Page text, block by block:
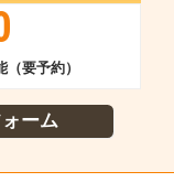
要予約）
ーム